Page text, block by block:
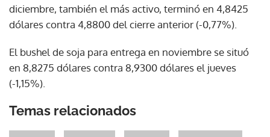
diciembre, también el más activo, terminó en 4,8425
dólares contra 4,8800 del cierre anterior (-0,77%).
El bushel de soja para entrega en noviembre se situó
en 8,8275 dólares contra 8,9300 dólares el jueves
(-1,15%).
Temas relacionados